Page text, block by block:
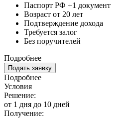
Паспорт РФ +1 документ
Возраст от 20 лет
Подтверждение дохода
Требуется залог
Без поручителей
Подробнее
Подать заявку
Подробнее
Условия
Решение:
от 1 дня до 10 дней
Получение: